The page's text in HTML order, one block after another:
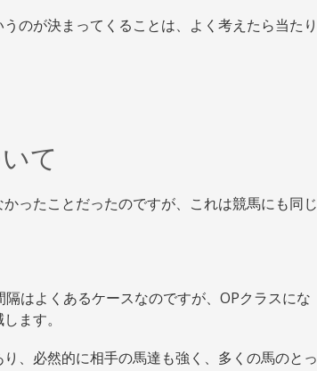
のが決まってくることは、よく考えたら当たり
て
ったことだったのですが、これは競馬にも同じ
はよくあるケースなのですが、OPクラスにな
ます。
、必然的に相手の馬達も強く、多くの馬のとっ